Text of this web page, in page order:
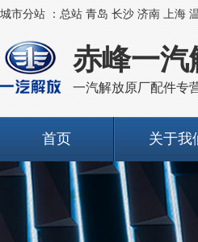
城市分站 ： 总站 青岛 长沙 济南 上海
赤峰一汽
一汽解放原厂配件专
首页 关于我